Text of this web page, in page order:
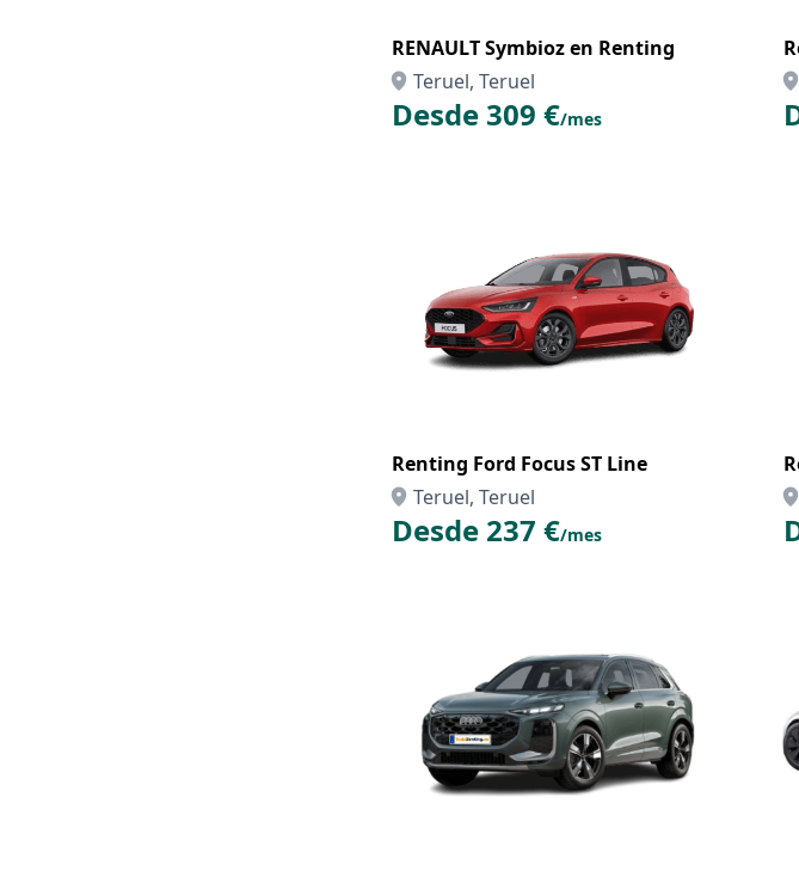
RENAULT Symbioz en Renting
Teruel, Teruel
Desde 309 €/mes
Renting Ford Focus ST Line
Teruel, Teruel
Desde 237 €/mes